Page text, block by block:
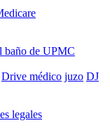
baño de UPMC
Drive médico juzo DJ
legales